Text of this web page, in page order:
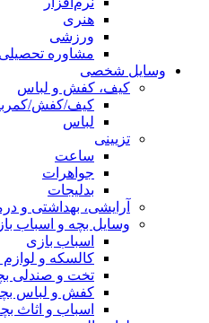
هنری
ورزشی
مشاوره تحصیلی
وسایل شخصی
کیف، کفش و لباس
کیف/کفش/
لباس
تزیینی
ساعت
جواهرات
بدلیجات
آرایشی، بهداشتی و
وسایل بچه و اسباب
اسباب بازی
کالسکه و لوازم
تخت و صندلی
کفش و لباس
اسباب و اثاث